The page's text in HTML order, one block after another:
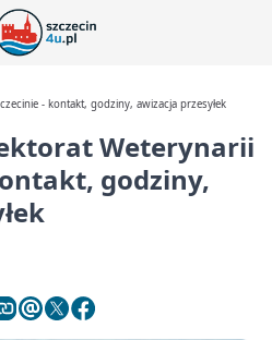
- kontakt, godziny, awizacja przesyłek
Weterynarii
godziny,